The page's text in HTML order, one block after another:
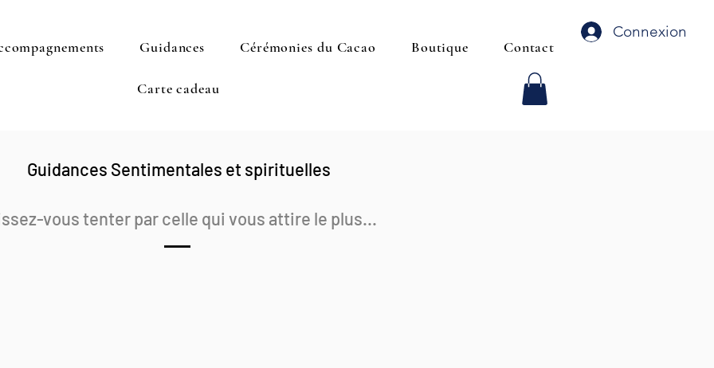
Connexion
Guidances Cérémonies du Cacao Boutique Contact
Carte cadeau
Guidances Sentimentales et spirituelles
vous tenter par celle qui vous attire le plus...